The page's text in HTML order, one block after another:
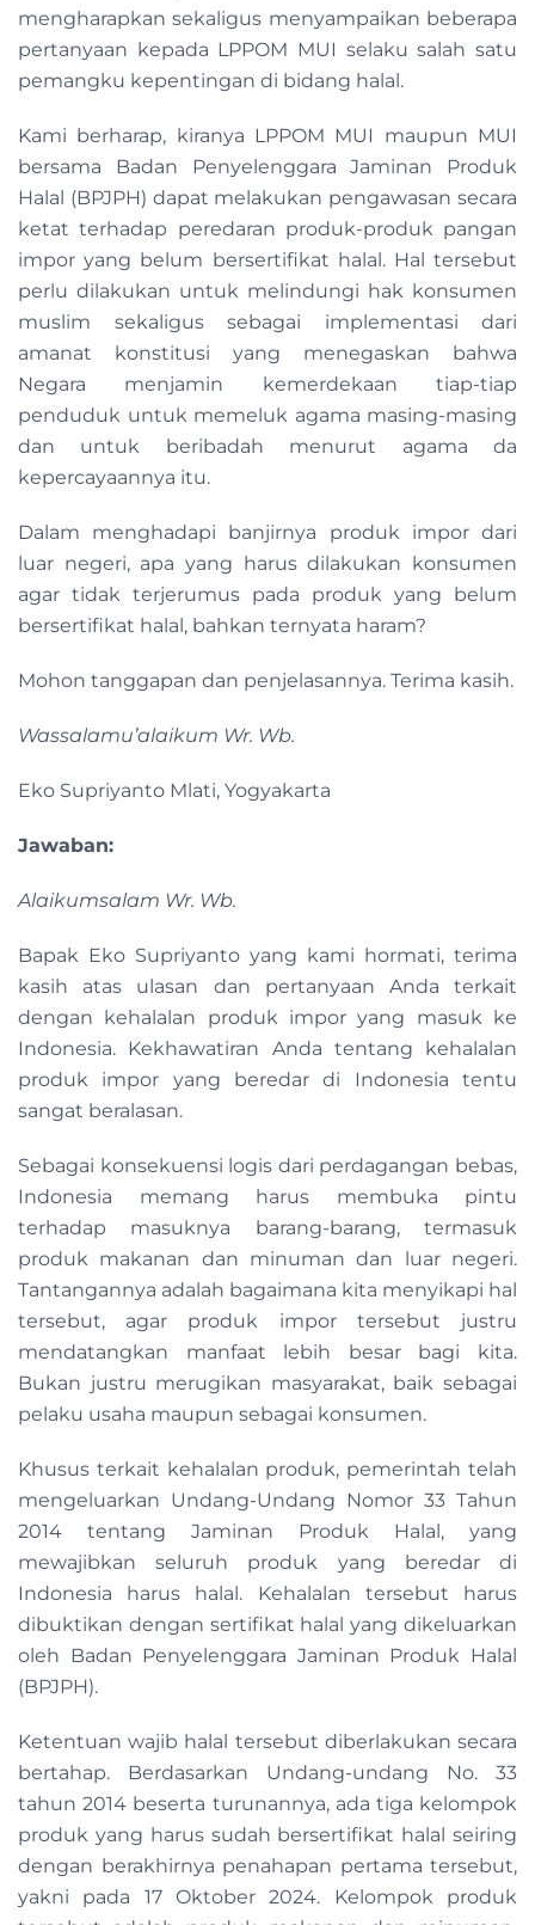
mengharapkan sekaligus menyampaikan beberapa
pertanyaan kepada LPPOM MUI selaku salah satu
pemangku kepentingan di bidang halal.
Kami berharap, kiranya LPPOM MUI maupun MUI
bersama Badan Penyelenggara Jaminan Produk
Halal (BPJPH) dapat melakukan pengawasan secara
ketat terhadap peredaran produk-produk pangan
impor yang belum bersertifikat halal. Hal tersebut
perlu dilakukan untuk melindungi hak konsumen
muslim sekaligus sebagai implementasi dari
amanat konstitusi yang menegaskan bahwa
Negara menjamin kemerdekaan tiap-tiap
penduduk untuk memeluk agama masing-masing
dan untuk beribadah menurut agama da
kepercayaannya itu.
Dalam menghadapi banjirnya produk impor dari
luar negeri, apa yang harus dilakukan konsumen
agar tidak terjerumus pada produk yang belum
bersertifikat halal, bahkan ternyata haram?
Mohon tanggapan dan penjelasannya. Terima kasih.
Wassalamu’alaikum Wr. Wb.
Eko Supriyanto Mlati, Yogyakarta
Jawaban:
Alaikumsalam Wr. Wb.
Bapak Eko Supriyanto yang kami hormati, terima
kasih atas ulasan dan pertanyaan Anda terkait
dengan kehalalan produk impor yang masuk ke
Indonesia. Kekhawatiran Anda tentang kehalalan
produk impor yang beredar di Indonesia tentu
sangat beralasan.
Sebagai konsekuensi logis dari perdagangan bebas,
Indonesia memang harus membuka pintu
terhadap masuknya barang-barang, termasuk
produk makanan dan minuman dan luar negeri.
Tantangannya adalah bagaimana kita menyikapi hal
tersebut, agar produk impor tersebut justru
mendatangkan manfaat lebih besar bagi kita.
Bukan justru merugikan masyarakat, baik sebagai
pelaku usaha maupun sebagai konsumen.
Khusus terkait kehalalan produk, pemerintah telah
mengeluarkan Undang-Undang Nomor 33 Tahun
2014 tentang Jaminan Produk Halal, yang
mewajibkan seluruh produk yang beredar di
Indonesia harus halal. Kehalalan tersebut harus
dibuktikan dengan sertifikat halal yang dikeluarkan
oleh Badan Penyelenggara Jaminan Produk Halal
(BPJPH).
Ketentuan wajib halal tersebut diberlakukan secara
bertahap. Berdasarkan Undang-undang No. 33
tahun 2014 beserta turunannya, ada tiga kelompok
produk yang harus sudah bersertifikat halal seiring
dengan berakhirnya penahapan pertama tersebut,
yakni pada 17 Oktober 2024. Kelompok produk